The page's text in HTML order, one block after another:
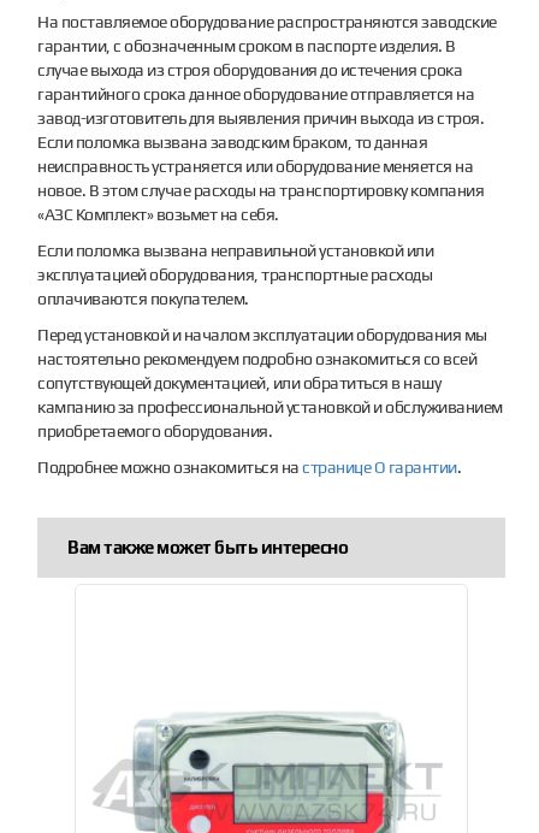
На поставляемое оборудование распространяются заводские
гарантии, с обозначенным сроком в паспорте изделия. В
случае выхода из строя оборудования до истечения срока
гарантийного срока данное оборудование отправляется на
завод-изготовитель для выявления причин выхода из строя.
Если поломка вызвана заводским браком, то данная
неисправность устраняется или оборудование меняется на
новое. В этом случае расходы на транспортировку компания
«АЗС Комплект» возьмет на себя.
Если поломка вызвана неправильной установкой или
эксплуатацией оборудования, транспортные расходы
оплачиваются покупателем.
Перед установкой и началом эксплуатации оборудования мы
настоятельно рекомендуем подробно ознакомиться со всей
сопутствующей документацией, или обратиться в нашу
кампанию за профессиональной установкой и обслуживанием
приобретаемого оборудования.
Подробнее можно ознакомиться настранице О гарантии.
Вам также может быть интересно